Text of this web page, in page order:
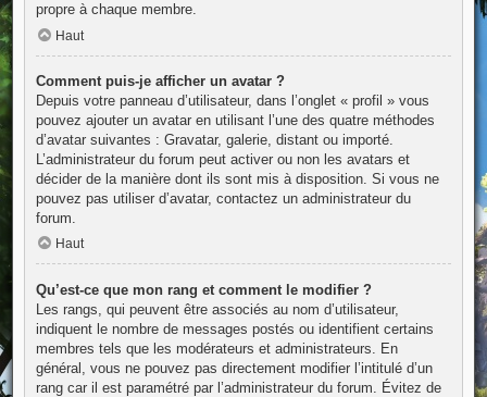
propre à chaque membre.
Haut
Comment puis-je afficher un avatar ?
Depuis votre panneau d’utilisateur, dans l’onglet « profil » vous
pouvez ajouter un avatar en utilisant l’une des quatre méthodes
d’avatar suivantes : Gravatar, galerie, distant ou importé.
L’administrateur du forum peut activer ou non les avatars et
décider de la manière dont ils sont mis à disposition. Si vous ne
pouvez pas utiliser d’avatar, contactez un administrateur du
forum.
Haut
Qu’est-ce que mon rang et comment le modifier ?
Les rangs, qui peuvent être associés au nom d’utilisateur,
indiquent le nombre de messages postés ou identifient certains
membres tels que les modérateurs et administrateurs. En
général, vous ne pouvez pas directement modifier l’intitulé d’un
rang car il est paramétré par l’administrateur du forum. Évitez de